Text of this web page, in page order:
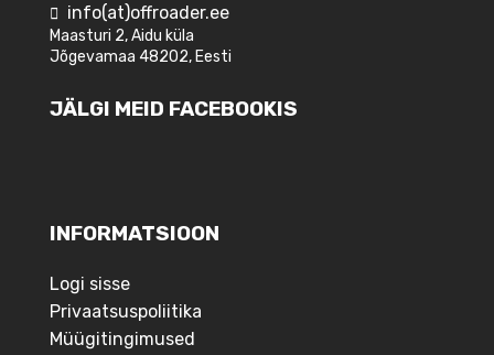
info(at)offroader.ee
Maasturi 2, Aidu küla
Jõgevamaa 48202, Eesti
JÄLGI MEID FACEBOOKIS
INFORMATSIOON
Logi sisse
Privaatsuspoliitika
Müügitingimused